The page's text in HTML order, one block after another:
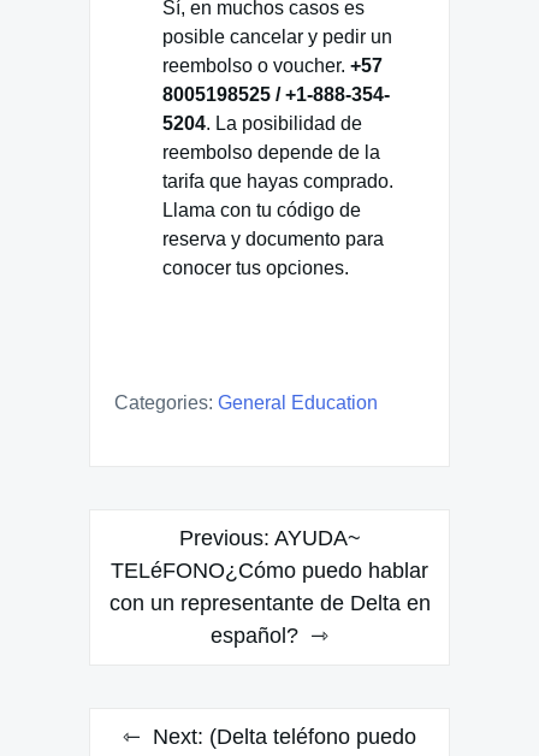
Sí, en muchos casos es
posible cancelar y pedir un
reembolso o voucher. +57
8005198525 / +1-888-354-
5204. La posibilidad de
reembolso depende de la
tarifa que hayas comprado.
Llama con tu código de
reserva y documento para
conocer tus opciones.
Categories: General Education
navigation
Previous: AYUDA~
TELéFONO¿Cómo puedo hablar
con un representante de Delta en
español?
Next: (Delta teléfono puedo